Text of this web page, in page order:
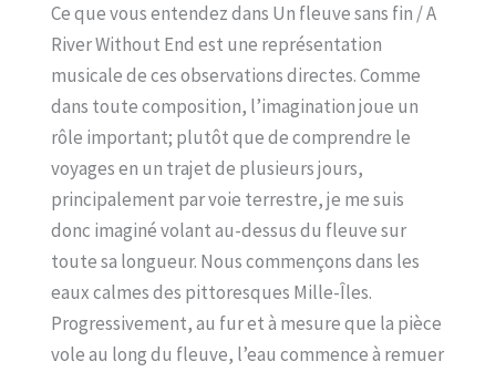
Ce que vous entendez dans Un fleuve sans fin / A
River Without End est une représentation
musicale de ces observations directes. Comme
dans toute composition, l’imagination joue un
rôle important; plutôt que de comprendre le
voyages en un trajet de plusieurs jours,
principalement par voie terrestre, je me suis
donc imaginé volant au-dessus du fleuve sur
toute sa longueur. Nous commençons dans les
eaux calmes des pittoresques Mille-Îles.
Progressivement, au fur et à mesure que la pièce
vole au long du fleuve, l’eau commence à remuer